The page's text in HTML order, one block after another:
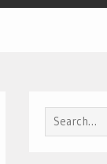
Search
for: